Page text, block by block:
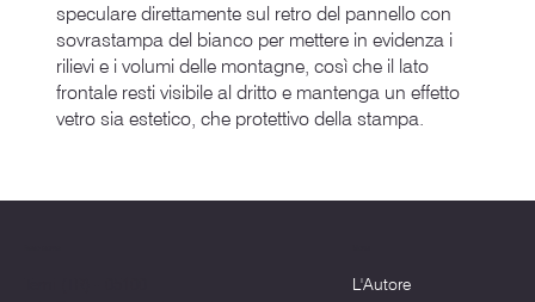
speculare direttamente sul retro del pannello con
sovrastampa del bianco per mettere in evidenza i
rilievi e i volumi delle montagne, così che il lato
frontale resti visibile al dritto e mantenga un effetto
vetro sia estetico, che protettivo della stampa.
L'Autore